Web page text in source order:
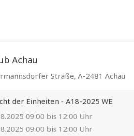
Achau
Straße, A-2481 Achau
der Einheiten - A18-2025 WE
09:00 bis 12:00 Uhr
09:00 bis 12:00 Uhr